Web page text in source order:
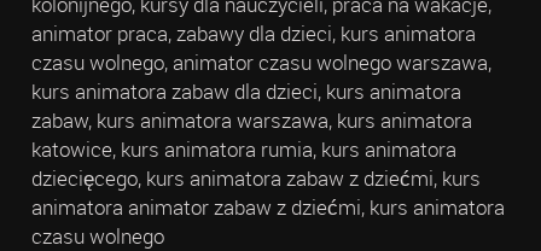
animator praca, zabawy dla dzieci, kurs animatora
czasu wolnego, animator czasu wolnego warszawa,
kurs animatora zabaw dla dzieci, kurs animatora
zabaw, kurs animatora warszawa, kurs animatora
katowice, kurs animatora rumia, kurs animatora
dziecięcego, kurs animatora zabaw z dziećmi, kurs
animatora animator zabaw z dziećmi, kurs animatora
czasu wolnego